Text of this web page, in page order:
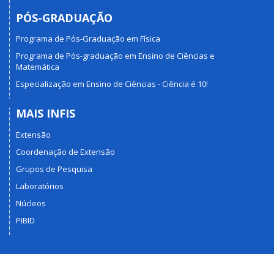
PÓS-GRADUAÇÃO
Programa de Pós-Graduação em Física
Programa de Pós-graduação em Ensino de Ciências e
Matemática
Especialização em Ensino de Ciências - Ciência é 10!
MAIS INFIS
Extensão
Coordenação de Extensão
Grupos de Pesquisa
Laboratórios
Núcleos
PIBID